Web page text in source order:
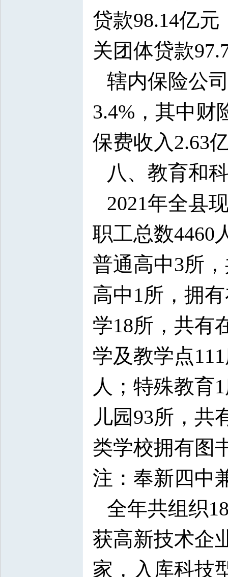
贷款98.14亿
关团体贷款
辖内保险公
3.4%，其中财
保费收入2.63
八、教育和
2021年全县
职工总数4460
普通高中3所
高中1所，拥
学18所，共有
学及教学点
人；特殊教育
儿园93所，共
类学校拥有图
注：奉新四中
全年共组织
获高新技术企
家，入库科技